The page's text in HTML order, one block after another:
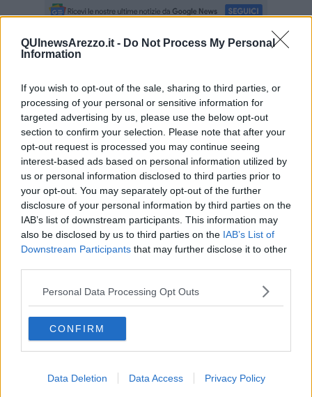
QUInewsArezzo.it - Do Not Process My Personal
Information
If you wish to opt-out of the sale, sharing to third parties, or
processing of your personal or sensitive information for
targeted advertising by us, please use the below opt-out
section to confirm your selection. Please note that after your
opt-out request is processed you may continue seeing
interest-based ads based on personal information utilized by
us or personal information disclosed to third parties prior to
your opt-out. You may separately opt-out of the further
disclosure of your personal information by third parties on the
IAB’s list of downstream participants. This information may
also be disclosed by us to third parties on the IAB’s List of
Downstream Participants that may further disclose it to other
Personal Data Processing Opt Outs
CONFIRM
Data Deletion Data Access Privacy Policy
alle 20:00 direttamente nella tua casella di posta.
Basta cliccareQUI
Ti potrebbe interessare anche:
Articoli dal Blog “Raccontare di Gusto” di Rubina Rovini
Vellutata di cime di rapa al cumino e latte di cocco
Spaghetti con crema di zucca e...
Crostatina con crema al grana padano, gelatina al melone e
lavanda
Meloncino, liquore al melone mantovano IGP
Gelato al melone mantovano
Melone mantovano IGP liquido con crostacei e molluschi
Carpaccio di manzo con caprino al melone mantovano
Cupcake al melone con frosting al mascarpone
Gnocchetti al pesto di melone mantovano IGP
Tartare di fassona con melone,grue di cacao e timo
Cheesecake al melone mantovano IGP